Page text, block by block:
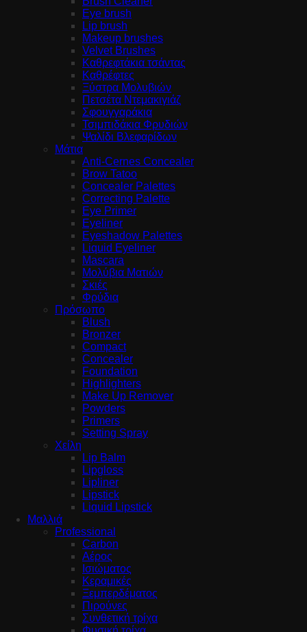
Eye brush
Lip brush
Makeup brushes
Velvet Brushes
Καθρεφτάκια τσάντας
Καθρέφτες
Ξύστρα Μολυβιών
Πετσέτα Ντεμακιγιάζ
Σφουγγαράκια
Τσιμπιδάκια Φρυδιών
Ψαλίδι Βλεφαρίδων
Μάτια
Anti-Cernes Concealer
Brow Tatoo
Concealer Palettes
Correcting Palette
Eye Primer
Eyeliner
Eyeshadow Palettes
Liquid Eyeliner
Mascara
Μολύβια Ματιών
Σκιές
Φρύδια
Πρόσωπο
Blush
Bronzer
Compact
Concealer
Foundation
Highlighters
Make Up Remover
Powders
Primers
Setting Spray
Χείλη
Lip Balm
Lipgloss
Lipliner
Lipstick
Liquid Lipstick
Μαλλιά
Professional
Carbon
Αέρος
Ισιώματος
Κεραμικές
Ξεμπερδέματος
Πιρούνες
Συνθετική τρίχα